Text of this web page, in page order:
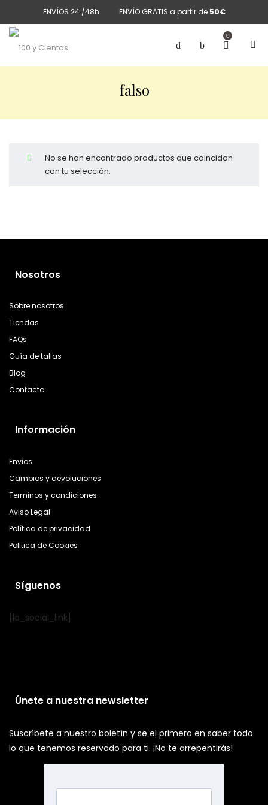
ENVÍOS 24 /48h ENVÍO GRATIS a partir de 50€
0
falso
No se han encontrado productos que coincidan
con tu selección.
Nosotros
Sobre nosotros
Tiendas
FAQs
Guía de tallas
Blog
Contacto
Información
Envios
Cambios y devoluciones
Terminos y condiciones
Aviso Legal
Política de privacidad
Politica de Cookies
Síguenos
[la_social_link]
Únete a nuestra newsletter
Suscríbete a nuestro boletín y se el primero en saber todo
lo que tenemos reservado para ti. ¡No te arrepentirás!